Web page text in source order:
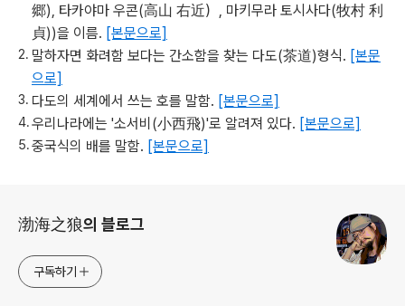
郷), 타카야마 우콘(高山 右近）, 마키무라 토시사다(牧村 利
貞))을 이름. [본문으로]
말하자면 화려함 보다는 간소함을 찾는 다도(茶道)형식. [본문
으로]
다도의 세계에서 쓰는 호를 말함. [본문으로]
우리나라에는 '소서비(小西飛)'로 알려져 있다. [본문으로]
중국식의 배를 말함. [본문으로]
渤海之狼의 블로그
구독하기